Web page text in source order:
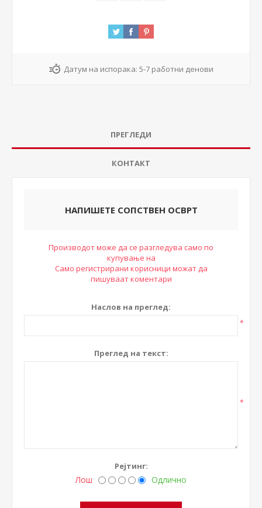
Датум на испорака: 5-7 работни денови
ПРЕГЛЕДИ
КОНТАКТ
НАПИШЕТЕ СОПСТВЕН ОСВРТ
Производот може да се разгледува само по
купување на
Само регистрирани корисници можат да
пишуваат коментари
Наслов на преглед:
*
Преглед на текст:
*
Рејтинг:
Лош Одлично